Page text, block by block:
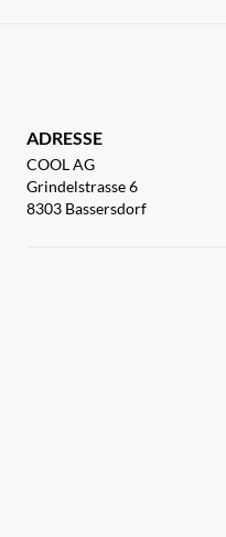
ADRESSE
COOL AG
Grindelstrasse 6
8303 Bassersdorf